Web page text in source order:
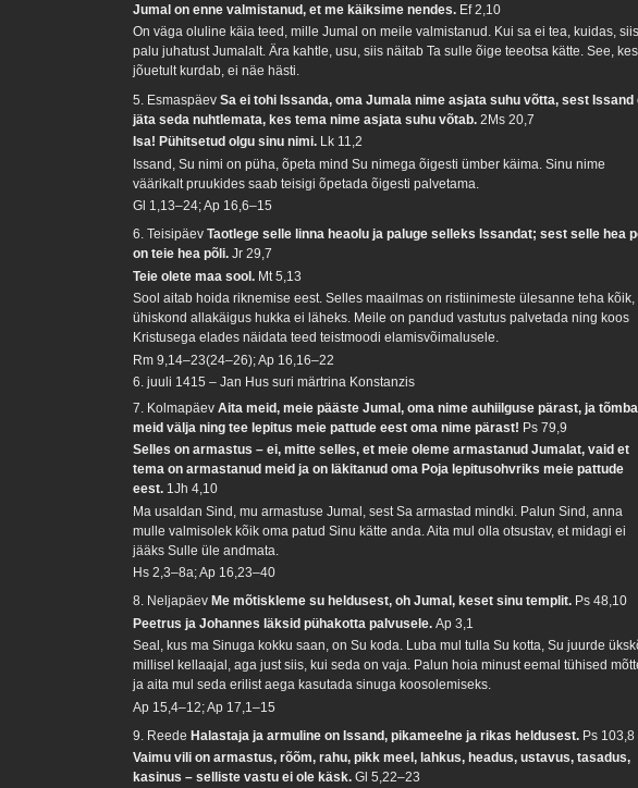
Jumal on enne valmistanud, et me käiksime nendes. Ef 2,10
On väga oluline käia teed, mille Jumal on meile valmistanud. Kui sa ei tea, kuidas, siis
palu juhatust Jumalalt. Ära kahtle, usu, siis näitab Ta sulle õige teeotsa kätte. See, kes
jõuetult kurdab, ei näe hästi.
5. EsmaspäevSa ei tohi Issanda, oma Jumala nime asjata suhu võtta, sest Issand
jäta seda nuhtlemata, kes tema nime asjata suhu võtab.2Ms 20,7
Isa! Pühitsetud olgu sinu nimi. Lk 11,2
Issand, Su nimi on püha, õpeta mind Su nimega õigesti ümber käima. Sinu nime
väärikalt pruukides saab teisigi õpetada õigesti palvetama.
Gl 1,13–24; Ap 16,6–15
6. TeisipäevTaotlege selle linna heaolu ja paluge selleks Issandat; sest selle hea
on teie hea põli.Jr 29,7
Teie olete maa sool. Mt 5,13
Sool aitab hoida riknemise eest. Selles maailmas on ristiinimeste ülesanne teha kõik,
ühiskond allakäigus hukka ei läheks. Meile on pandud vastutus palvetada ning koos
Kristusega elades näidata teed teistmoodi elamisvõimalusele.
Rm 9,14–23(24–26); Ap 16,16–22
6. juuli 1415 – Jan Hus suri märtrina Konstanzis
7. KolmapäevAita meid, meie pääste Jumal, oma nime auhiilguse pärast, ja tõmba
meid välja ning tee lepitus meie pattude eest oma nime pärast! Ps 79,9
Selles on armastus – ei, mitte selles, et meie oleme armastanud Jumalat, vaid et
tema on armastanud meid ja on läkitanud oma Poja lepitusohvriks meie pattude
eest. 1Jh 4,10
Ma usaldan Sind, mu armastuse Jumal, sest Sa armastad mindki. Palun Sind, anna
mulle valmisolek kõik oma patud Sinu kätte anda. Aita mul olla otsustav, et midagi ei
jääks Sulle üle andmata.
Hs 2,3–8a; Ap 16,23–40
8. Neljapäev Me mõtiskleme su heldusest, oh Jumal, keset sinu templit. Ps 48,10
Peetrus ja Johannes läksid pühakotta palvusele.Ap 3,1
Seal, kus ma Sinuga kokku saan, on Su koda. Luba mul tulla Su kotta, Su juurde
millisel kellaajal, aga just siis, kui seda on vaja. Palun hoia minust eemal tühised
ja aita mul seda erilist aega kasutada sinuga koosolemiseks.
Ap 15,4–12; Ap 17,1–15
9. Reede Halastaja ja armuline on Issand, pikameelne ja rikas heldusest. Ps 103,8
Vaimu vili on armastus, rõõm, rahu, pikk meel, lahkus, headus, ustavus, tasadus,
kasinus – selliste vastu ei ole käsk.Gl 5,22–23